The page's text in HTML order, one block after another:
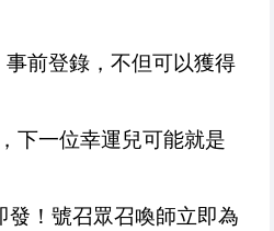
前登錄，不但可以獲得
下一位幸運兒可能就是
！號召眾召喚師立即為